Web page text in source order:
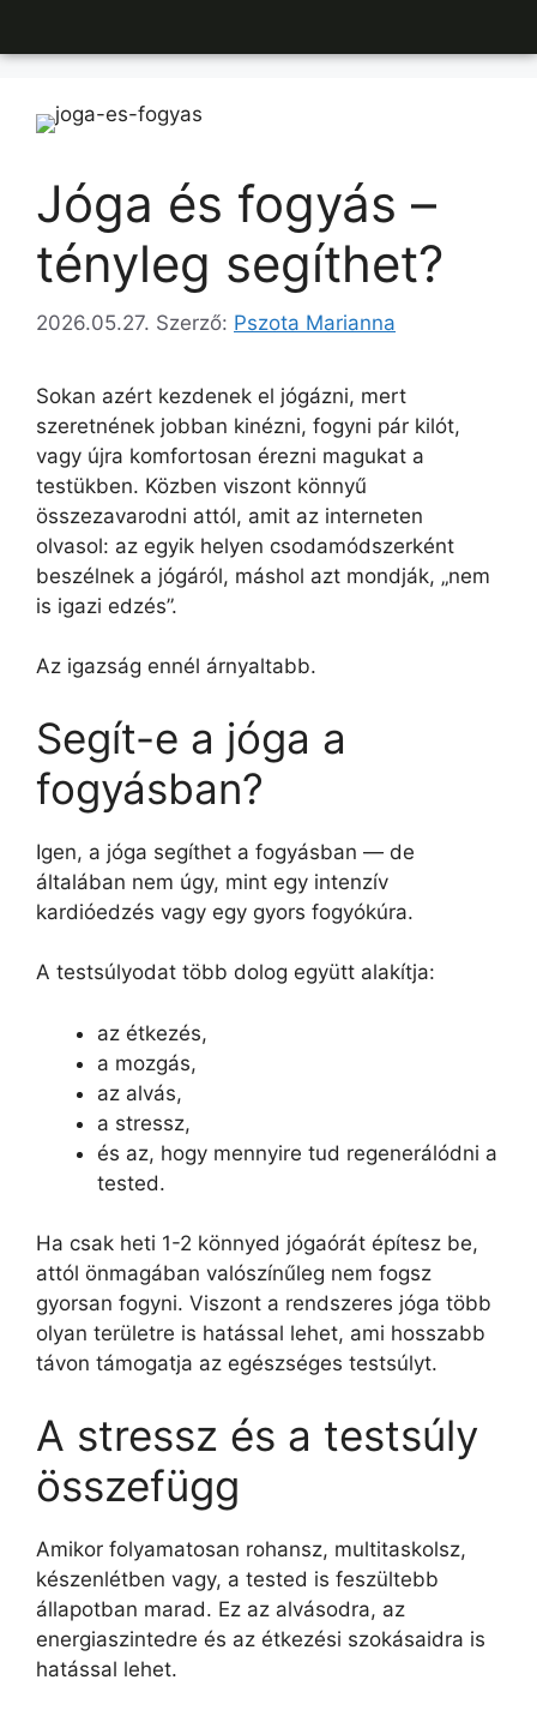
Jóga és fogyás –
tényleg segíthet?
2026.05.27. Szerző: Pszota Marianna
Sokan azért kezdenek el jógázni, mert
szeretnének jobban kinézni, fogyni pár kilót,
vagy újra komfortosan érezni magukat a
testükben. Közben viszont könnyű
összezavarodni attól, amit az interneten
olvasol: az egyik helyen csodamódszerként
beszélnek a jógáról, máshol azt mondják, „nem
is igazi edzés”.
Az igazság ennél árnyaltabb.
Segít-e a jóga a
fogyásban?
Igen, a jóga segíthet a fogyásban — de
általában nem úgy, mint egy intenzív
kardióedzés vagy egy gyors fogyókúra.
A testsúlyodat több dolog együtt alakítja:
az étkezés,
a mozgás,
az alvás,
a stressz,
és az, hogy mennyire tud regenerálódni a
tested.
Ha csak heti 1-2 könnyed jógaórát építesz be,
attól önmagában valószínűleg nem fogsz
gyorsan fogyni. Viszont a rendszeres jóga több
olyan területre is hatással lehet, ami hosszabb
távon támogatja az egészséges testsúlyt.
A stressz és a testsúly
összefügg
Amikor folyamatosan rohansz, multitaskolsz,
készenlétben vagy, a tested is feszültebb
állapotban marad. Ez az alvásodra, az
energiaszintedre és az étkezési szokásaidra is
hatással lehet.